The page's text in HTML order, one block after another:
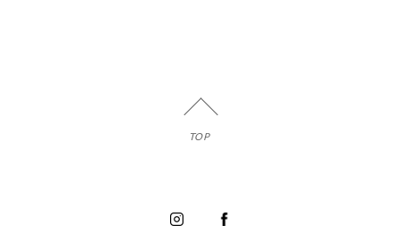
TOP